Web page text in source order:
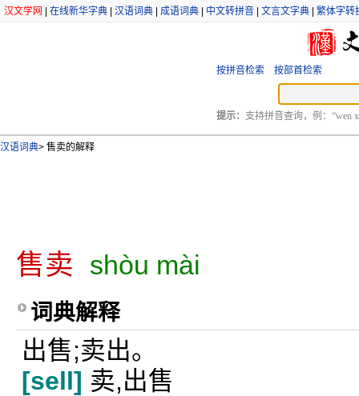
汉文学网 在线新华字典 汉语词典 成语词典 中文转拼音 文言文字典 繁体字转
按拼音检索 按部首检索
提示： 支持拼音查询，例：“wen
汉语词典> 售卖的解释
售卖 shòu mài
词典解释
出售;卖出。
[sell] 卖,出售